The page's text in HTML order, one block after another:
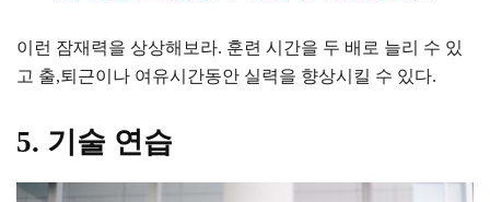
이런 잠재력을 상상해보라. 훈련 시간을 두 배로 늘리 수 있
고 출,퇴근이나 여유시간동안 실력을 향상시킬 수 있다.
5. 기술 연습